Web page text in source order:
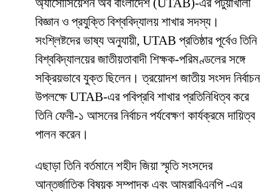
অ্যাসোসিয়েশন অব বাংলাদেশ (UTAB)-এর পটুয়াখালী
বিজ্ঞান ও প্রযুক্তি বিশ্ববিদ্যালয় শাখার সদস্য।
সংশ্লিষ্টদের ভাষ্য অনুযায়ী, UTAB প্রতিষ্ঠার পূর্বেও তিনি
বিশ্ববিদ্যালয়ের জাতীয়তাবাদী শিক্ষক-পরিমণ্ডলের সঙ্গে
সক্রিয়ভাবে যুক্ত ছিলেন। ত্রয়োদশ জাতীয় সংসদ নির্বাচন
উপলক্ষে UTAB-এর পবিপ্রবি শাখার প্রতিনিধিত্ব করে
তিনি ফেনী-১ আসনের নির্বাচন পর্যবেক্ষণ কার্যক্রমে দায়িত্ব
পালন করেন।
এছাড়া তিনি বর্তমানে শহীদ জিয়া স্মৃতি সংসদের
আন্তর্জাতিক বিষয়ক সম্পাদক এবং আমরাবিএনপি -এর